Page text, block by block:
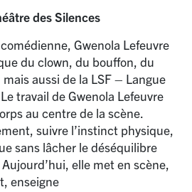
des Silences
Gwenola Lefeuvre
du clown, du bouffon, du
aussi de la LSF – Langue
travail de Gwenola Lefeuvre
au centre de la scène.
suivre l’instinct physique,
sans lâcher le déséquilibre
elle met en scène,
enseigne